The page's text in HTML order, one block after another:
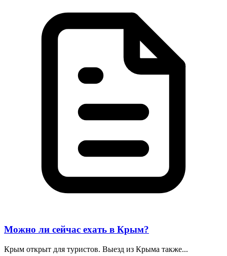
Можно ли сейчас ехать в Крым?
Крым открыт для туристов. Выезд из Крыма также...